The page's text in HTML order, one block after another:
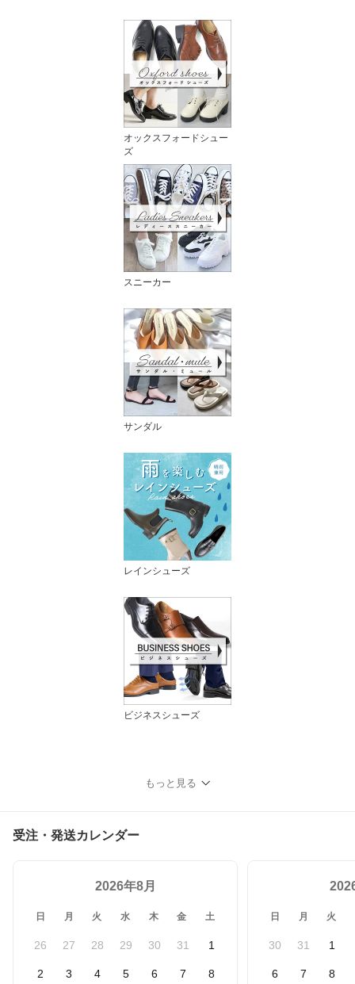
オックスフォードシュー
ズ
スニーカー
サンダル
レインシューズ
ビジネスシューズ
もっと見る
受注・発送カレンダー
2026年8月
日 月 火 水 木 金 土
26 27 28 29 30 31 1
2 3 4 5 6 7 8
日 月 火
30 31 1
6 7 8